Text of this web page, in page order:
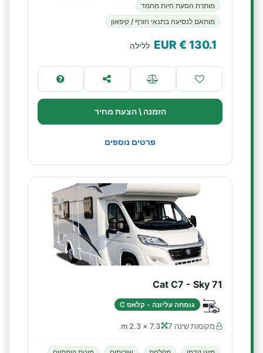
מותרת הסעת חיות מחמד
מותאם לנסיעה בתנאי חורף / קיפאון
130.1
€ EUR ללילה
הזמנה \ הצעת מחיר
פרטים נוספים
Cat C7 - Sky 71
גומחה עליונה - קלאס C
מקומות שינה 7 7.3 × 2.3 m